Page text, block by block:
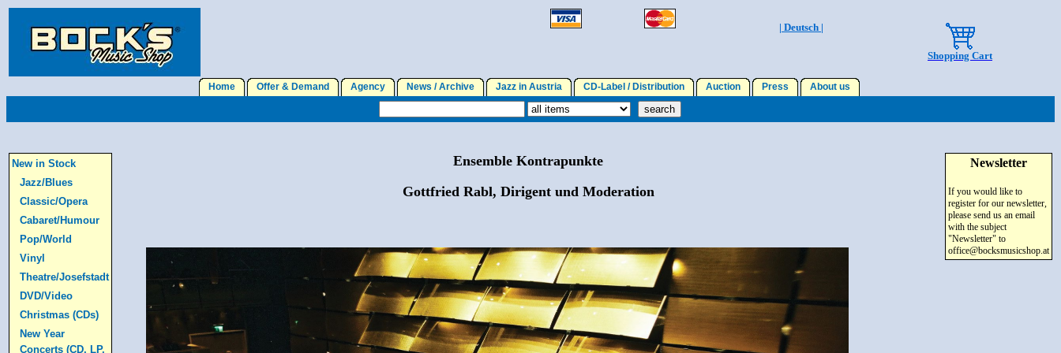
| Deutsch |
Shopping Cart
Home Offer & Demand Agency News / Archive Jazz in Austria CD-Label / Distribution Auction Press About us
New in Stock
Jazz/Blues
Classic/Opera
Cabaret/Humour
Pop/World
Vinyl
Theatre/Josefstadt
DVD/Video
Christmas (CDs)
New Year
Concerts (CD, LP,
Ensemble Kontrapunkte
Gottfried Rabl, Dirigent und Moderation
Newsletter
If you would like to
register for our newsletter,
please send us an email
with the subject
"Newsletter" to
office@bocksmusicshop.at